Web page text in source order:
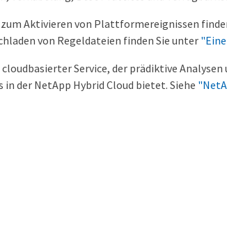
Aktivieren von Plattformereignissen
von Regeldateien finden Sie unter
Service, der prädiktive
der NetApp Hybrid Cloud bietet. Siehe